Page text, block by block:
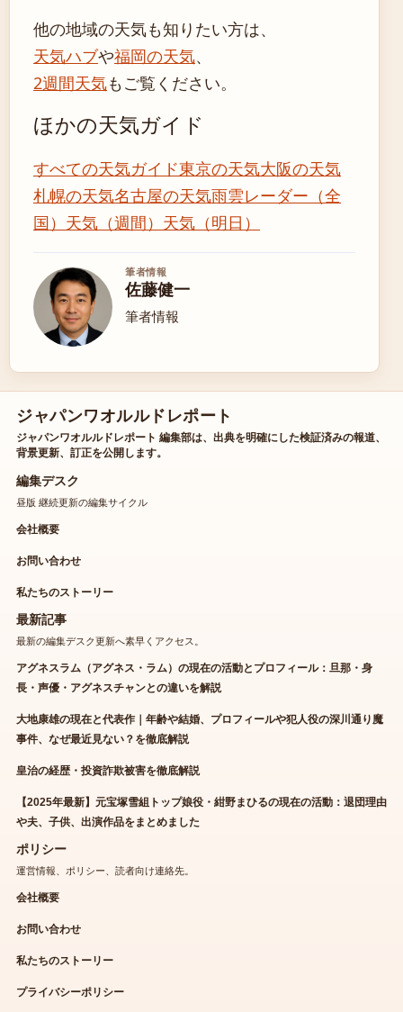
他の地域の天気も知りたい方は、
天気ハブや福岡の天気、
2週間天気もご覧ください。
ほかの天気ガイド
すべての天気ガイド東京の天気大阪の天気
札幌の天気名古屋の天気雨雲レーダー（全
国） 天気（週間） 天気（明日）
筆者情報
佐藤健一
筆者情報
ジャパンワオルルドレポート
ジャパンワオルルドレポート 編集部は、出典を明確にした検証済みの報道、
背景更新、訂正を公開します。
編集デスク
昼版 継続更新の編集サイクル
会社概要
お問い合わせ
私たちのストーリー
最新記事
最新の編集デスク更新へ素早くアクセス。
アグネスラム（アグネス・ラム）の現在の活動とプロフィール：旦那・身
長・声優・アグネスチャンとの違いを解説
大地康雄の現在と代表作｜年齢や結婚、プロフィールや犯人役の深川通り魔
事件、なぜ最近見ない？を徹底解説
皇治の経歴・投資詐欺被害を徹底解説
【2025年最新】元宝塚雪組トップ娘役・紺野まひるの現在の活動：退団理由
や夫、子供、出演作品をまとめました
ポリシー
運営情報、ポリシー、読者向け連絡先。
会社概要
お問い合わせ
私たちのストーリー
プライバシーポリシー